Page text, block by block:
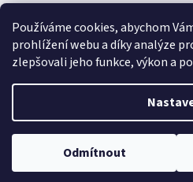
Používáme cookies, abychom
prohlížení webu a díky analýze
zlepšovali jeho funkce, výkon a
Odmítnout
Vytvořil
Copyright 2026Ansett - kulečníky